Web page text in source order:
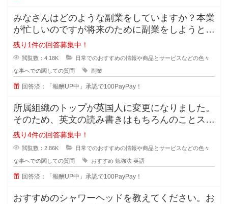
みなさんはどのような副業をしていますか？本業
が忙しいのですが将来のために副業をしようと思
います。手間が掛かっても構わない
残り1件の回答募集中！
閲覧数：4.18K 日常でのおすすめの情報や商品とサービスなどの色々
な事へでの関しての質問 副業
回答済：「報酬UP中」承認で100PayPay！
所属組織のトップが英国人に変更になりました。
そのため、英文の読み書きはもちろんのことスピ
ーキング及びリスニングスキルが必
残り4件の回答募集中！
閲覧数：2.86K 日常でのおすすめの情報や商品とサービスなどの色々
な事へでの関しての質問 おすすめ 勉強法 英語
回答済：「報酬UP中」承認で100PayPay！
おすすめのシャワーヘッドを教えてください。お